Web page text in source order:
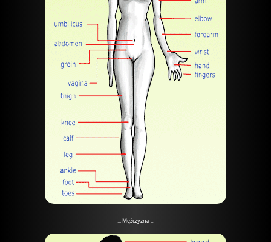
.:: Mężczyzna ::.